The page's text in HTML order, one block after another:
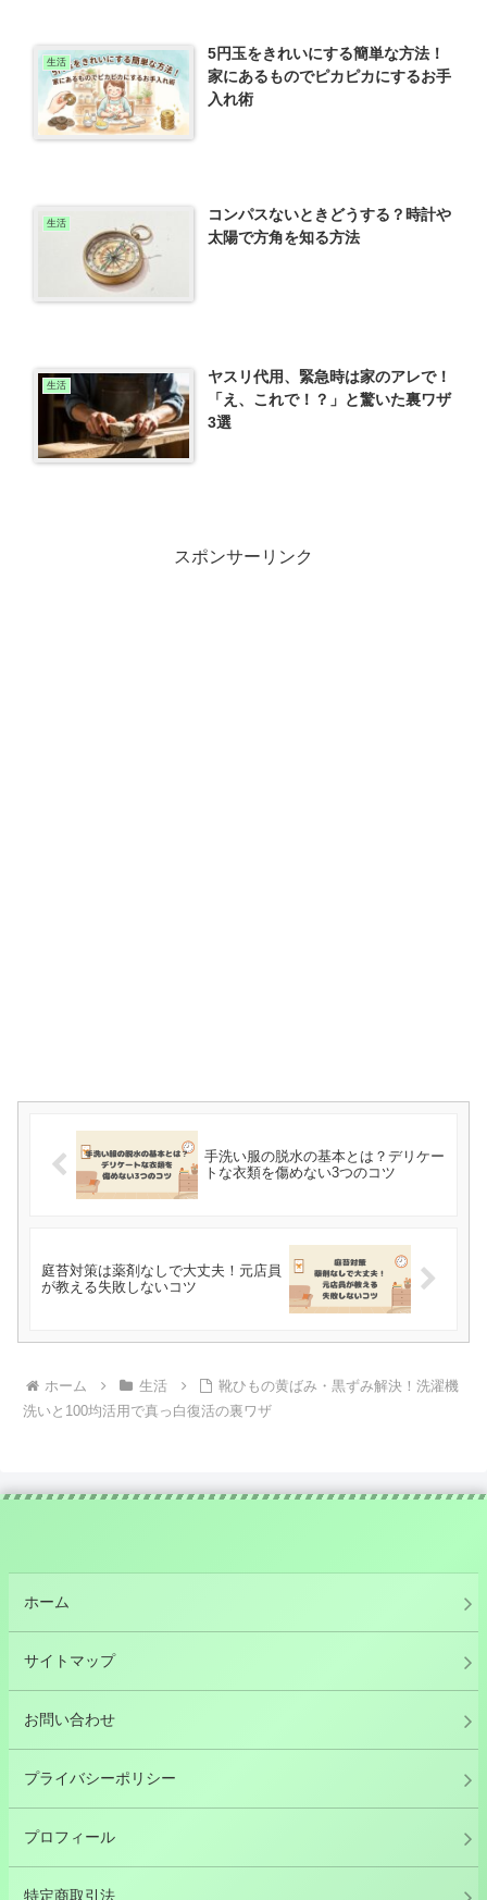
生活
5円玉をきれいにする簡単な方法！
家にあるものでピカピカにするお手
入れ術
生活
コンパスないときどうする？時計や
太陽で方角を知る方法
生活
ヤスリ代用、緊急時は家のアレで！
「え、これで！？」と驚いた裏ワザ
3選
スポンサーリンク
手洗い服の脱水の基本とは？デリケー
トな衣類を傷めない3つのコツ
庭苔対策は薬剤なしで大丈夫！元店員
が教える失敗しないコツ
ホーム 生活
靴ひもの黄ばみ・黒ずみ解決！洗濯機
洗いと100均活用で真っ白復活の裏ワザ
ホーム
サイトマップ
お問い合わせ
プライバシーポリシー
プロフィール
特定商取引法